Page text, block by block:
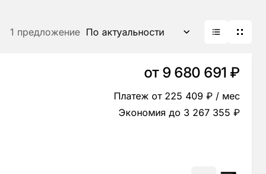
1 предложение По актуальности
от 9 680 691 ₽
Платеж от 225 409 ₽ / мес
Экономия до 3 267 355 ₽